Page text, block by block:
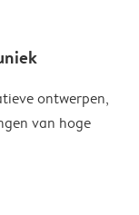
ontwerpen,
van hoge